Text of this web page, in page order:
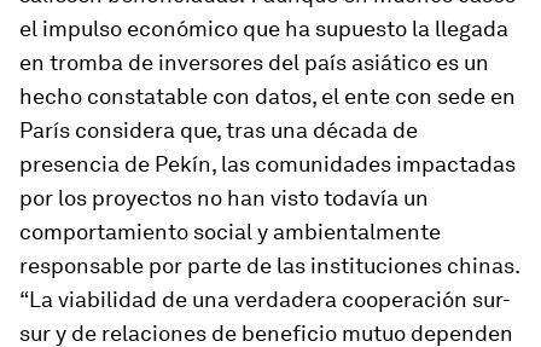
el impulso económico que ha supuesto la llegada
en tromba de inversores del país asiático es un
hecho constatable con datos, el ente con sede en
París considera que, tras una década de
presencia de Pekín, las comunidades impactadas
por los proyectos no han visto todavía un
comportamiento social y ambientalmente
responsable por parte de las instituciones chinas.
“La viabilidad de una verdadera cooperación sur-
sur y de relaciones de beneficio mutuo dependen